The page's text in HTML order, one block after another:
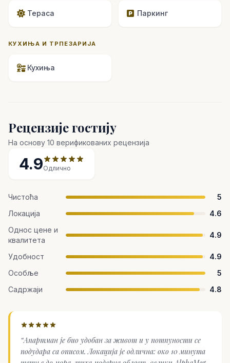
Тераса Паркинг
КУХИЊА И ТРПЕЗАРИЈА
Кухиња
Рецензије гостију
На основу 10 верификованих рецензија
4.9Одлично
Чистоћа
5
Локација
4.6
Однос цене и
квалитета
4.9
Удобност
4.9
Особље
5
Садржаји
4.8
“Апартман је био удобан за живот и у потпуности се
подудара са описом. Локација је одлична: око 10 минута